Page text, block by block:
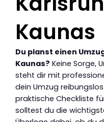
Kaunas
Du planst einen
Kaunas? Keine Sorge,
steht dir mit
dein Umzug
praktische Checkliste
solltest du die